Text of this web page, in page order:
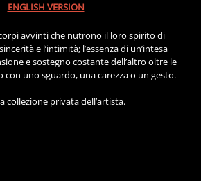
ENGLISH VERSION
avvinti che nutrono il loro spirito di
e l’intimità; l’essenza di un’intesa
e sostegno costante dell’altro oltre le
con uno sguardo, una carezza o un gesto.
collezione privata dell’artista.